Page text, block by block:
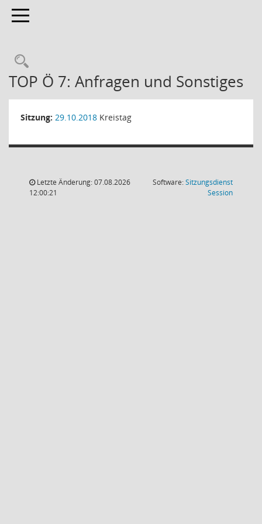
Toggle navigation
Rechercheauswahl
TOP Ö 7: Anfragen und Sonstiges
Sitzung: 29.10.2018 Kreistag
Letzte Änderung: 07.08.2026
12:00:21
Software:Sitzungsdienst
Session(Wird in